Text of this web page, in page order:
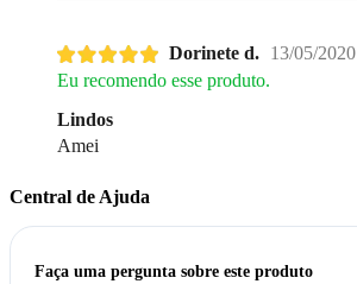
Dorinete d. 13/05/2020
Eu recomendo esse produto.
Lindos
Amei
Central de Ajuda
Faça uma pergunta sobre este produto